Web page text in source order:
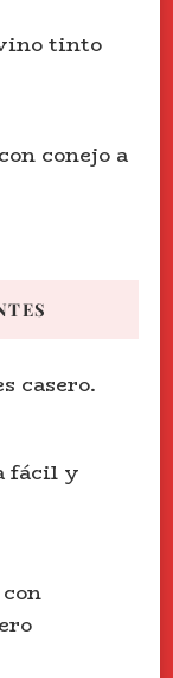
tinto
conejo a
casero.
fácil y